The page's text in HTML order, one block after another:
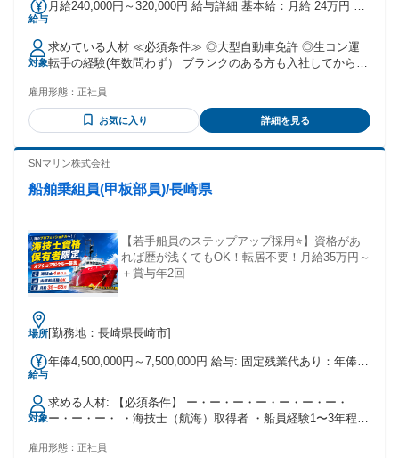
給与
月給240,000円～320,000円 給与詳細 基本給：月給 24万円 〜
れる通勤・皆勤・家族手当金額：なし 全員に一律で支払われ
るその他手当金額：なし 月給：240,000円～320,000円 （地域
限定採用） 想定年収： 3,400,000円 ～ 3,700,000円 ※賞与：
年3回(内1回業績配当) ※昇給：頑張り次第で昇給＋賞与増
（上限あり 社内規定有） ☆車通勤の場合もあり（上限あり
社内規定有） ☆物価高騰支援手当（実績あり）
対象
求めている人材 ≪必須条件≫ ◎大型自動車免許 ◎生コン運
転手の経験(年数問わず） ブランクのある方も入社してからし
で安心です。 ≪優遇条件≫ ※下記は必須ではありません。
〇コンクリートミキサー車運転経験のある方 〇生コンミキサ
ー車運転手 〇生コン車ドライバー 〇大型ドライバー 〇トラ
ありません。 〇学歴不問(中卒・高卒歓迎) 〇頑張りを給与に
歓迎です！ 〇U・Iターン歓迎 〇転勤なし
雇用形態： 正社員
お気に入り 詳細を見る
SNマリン株式会社
船舶乗組員(甲板部員)/長崎県
【若手船員のステップアップ採用⭐】資格があ
れば歴が浅くてもOK！転居不要！月給35万円～
＋賞与年2回
場所[勤務地：長崎県長崎市]
給与
年俸4,500,000円～7,500,000円 給与: 固定残業代あり：年俸
￥90,000〜￥150,000（62時間相当分）を含む。62時間を超え
る残業代は追加で支給する。
━━━━━━━━━━━━━━━━━━━ ・月収：35万円～
65万円 ※乗船中の役職により変動あり ・年収：450万円～
対象
求める人材: 【必須条件】 ー・ー・ー・ー・ー・ー・ー・
ー・ー・ー・ ・海技士（航海）取得者 ・船員経験1〜3年程度
経験が浅くてもOK！ ⏩内航船（貨物船等）からの転職OK こ
雇用形態： 正社員